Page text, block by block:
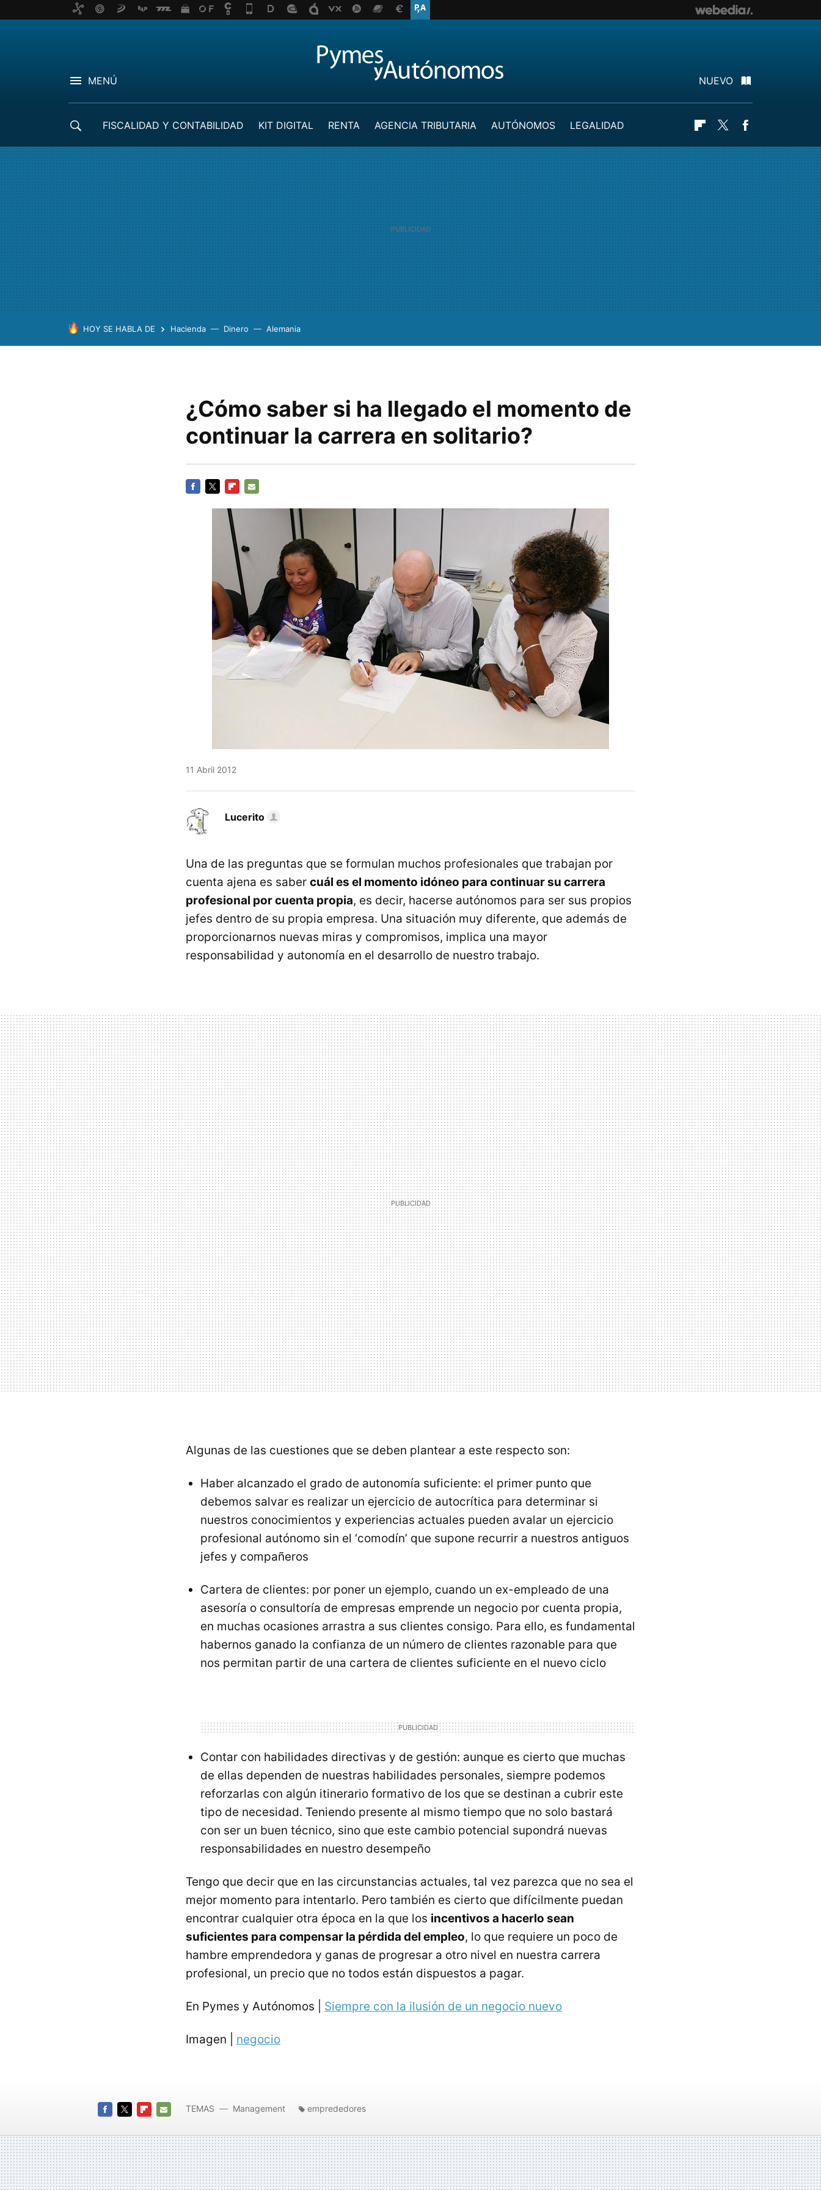
MENÚ NUEVO
FISCALIDAD Y CONTABILIDAD KIT DIGITAL RENTA AGENCIA TRIBUTARIA AUTÓNOMOS
LEGALIDAD
Flipboard
Twitter
HOY SE HABLA DE Hacienda Dinero Alemania
¿Cómo saber si ha llegado el momento de
continuar la carrera en solitario?
11 Abril 2012
Lucerito
Una de las preguntas que se formulan muchos profesionales que trabajan por
cuenta ajena es saber cuál es el momento idóneo para continuar su carrera
profesional por cuenta propia, es decir, hacerse autónomos para ser sus propios
jefes dentro de su propia empresa. Una situación muy diferente, que además de
proporcionarnos nuevas miras y compromisos, implica una mayor
responsabilidad y autonomía en el desarrollo de nuestro trabajo.
Algunas de las cuestiones que se deben plantear a este respecto son:
Haber alcanzado el grado de autonomía suficiente: el primer punto que
debemos salvar es realizar un ejercicio de autocrítica para determinar si
nuestros conocimientos y experiencias actuales pueden avalar un ejercicio
profesional autónomo sin el ‘comodín’ que supone recurrir a nuestros antiguos
jefes y compañeros
Cartera de clientes: por poner un ejemplo, cuando un ex-empleado de una
asesoría o consultoría de empresas emprende un negocio por cuenta propia,
en muchas ocasiones arrastra a sus clientes consigo. Para ello, es fundamental
habernos ganado la confianza de un número de clientes razonable para que
nos permitan partir de una cartera de clientes suficiente en el nuevo ciclo
Contar con habilidades directivas y de gestión: aunque es cierto que muchas
de ellas dependen de nuestras habilidades personales, siempre podemos
reforzarlas con algún itinerario formativo de los que se destinan a cubrir este
tipo de necesidad. Teniendo presente al mismo tiempo que no solo bastará
con ser un buen técnico, sino que este cambio potencial supondrá nuevas
responsabilidades en nuestro desempeño
Tengo que decir que en las circunstancias actuales, tal vez parezca que no sea el
mejor momento para intentarlo. Pero también es cierto que difícilmente puedan
encontrar cualquier otra época en la que los incentivos a hacerlo sean
suficientes para compensar la pérdida del empleo, lo que requiere un poco de
hambre emprendedora y ganas de progresar a otro nivel en nuestra carrera
profesional, un precio que no todos están dispuestos a pagar.
En Pymes y Autónomos | Siempre con la ilusión de un negocio nuevo
Imagen | negocio
MAIL
TEMAS Management emprededores